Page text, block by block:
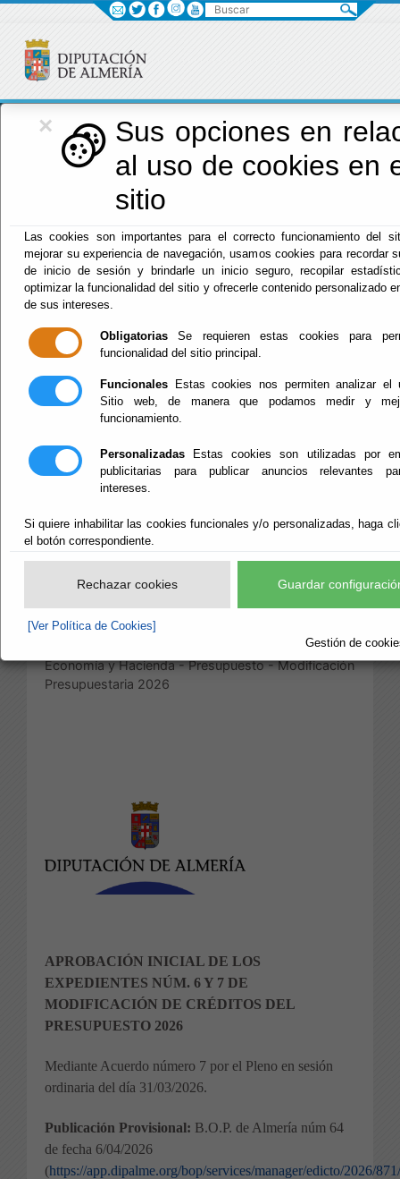
×
Sus opciones en
al uso de cookies en
sitio
Las cookies son importantes para el correcto funcionamiento del
mejorar su experiencia de navegación, usamos cookies para recordar
de inicio de sesión y brindarle un inicio seguro, recopilar
optimizar la funcionalidad del sitio y ofrecerle contenido personalizado
de sus intereses.
Obligatorias Se requieren estas cookies para
funcionalidad del sitio principal.
Funcionales Estas cookies nos permiten analizar el
Sitio web, de manera que podamos medir y
funcionamiento.
Personalizadas Estas cookies son utilizadas por
publicitarias para publicar anuncios relevantes
intereses.
Si quiere inhabilitar las cookies funcionales y/o personalizadas, haga
el botón correspondiente.
Rechazar cookies Guardar
[Ver Política de Cookies]
Gestión de
Diputación
Menú Diputación
NÚM. 6 Y 7 DEL PRESUPUESTO 2026
EXPEDIENTES DE
MODIFICACIÓN
NÚM. 6 Y 7 DEL
PRESUPUESTO
2026
Diputación Provincial de Almería
Área de Economía
Economía
Economía y Hacienda - Presupuesto - Modificación
Presupuestaria 2026
Publicado:
06/04/2026
Modificado:
05/05/2026
APROBACIÓN INICIAL DE LOS
EXPEDIENTES NÚM. 6 Y 7 DE
MODIFICACIÓN DE CRÉDITOS DEL
PRESUPUESTO 2026
Mediante Acuerdo número 7 por el Pleno en sesión
ordinaria del día 31/03/2026.
Publicación Provisional: B.O.P. de Almería núm 64
de fecha 6/04/2026
(https://app.dipalme.org/bop/services/manager/edicto/2026/
Buscar